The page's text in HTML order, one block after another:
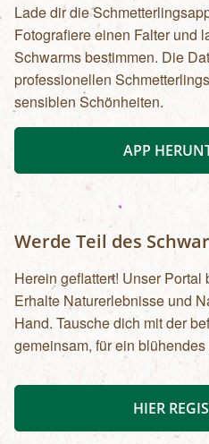
Lade dir die
Fotografiere einen Falter und
Schwarms bestimmen. Die
professionellen
sensiblen Schönheiten.
APP
Werde Teil des
Herein geflattert! Unser Portal
Erhalte Naturerlebnisse und
Hand. Tausche dich mit der
gemeinsam, für ein blühendes
HIER